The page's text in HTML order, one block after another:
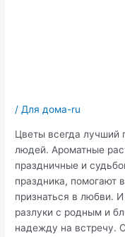
/Для дома-ru
Цветы всегда лучший
людей. Ароматные
праздничные и
праздника, помогают
признаться в любви.
разлуки с родным и
надежду на встречу.